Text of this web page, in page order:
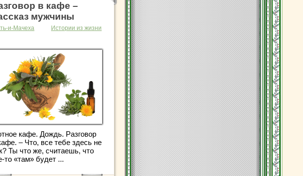
в кафе –
мужчины
и-Мачеха Истории из жизни
кафе. Дождь. Разговор
– Что, все тебе здесь не
Ты что же, считаешь, что
то «там» будет ...